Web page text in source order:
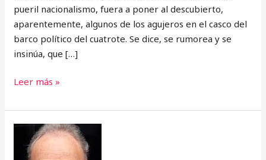
pueril nacionalismo, fuera a poner al descubierto,
aparentemente, algunos de los agujeros en el casco del
barco político del cuatrote. Se dice, se rumorea y se
insinúa, que […]
Leer más »
Mítico